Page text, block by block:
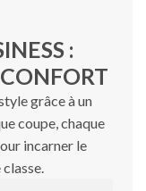
:
grâce à un
coupe, chaque
incarner le